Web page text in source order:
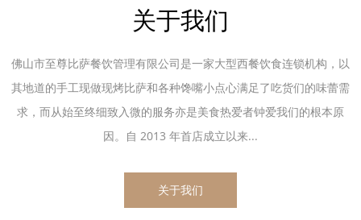
关于我们
佛山市至尊比萨餐饮管理有限公司是一家大型西餐饮食连锁机构，以
其地道的手工现做现烤比萨和各种馋嘴小点心满足了吃货们的味蕾需
求，而从始至终细致入微的服务亦是美食热爱者钟爱我们的根本原
因。自 2013 年首店成立以来...
关于我们